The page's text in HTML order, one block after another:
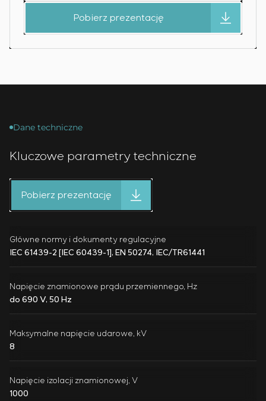
Pobierz prezentację
Dane techniczne
Kluczowe parametry techniczne
Pobierz prezentację
Główne normy i dokumenty regulacyjne
IEC 61439-2 [IEC 60439-1], EN 50274, IEC/TR61441
Napięcie znamionowe prądu przemiennego, Hz
do 690 V, 50 Hz
Maksymalne napięcie udarowe, kV
8
Napięcie izolacji znamionowej, V
1000